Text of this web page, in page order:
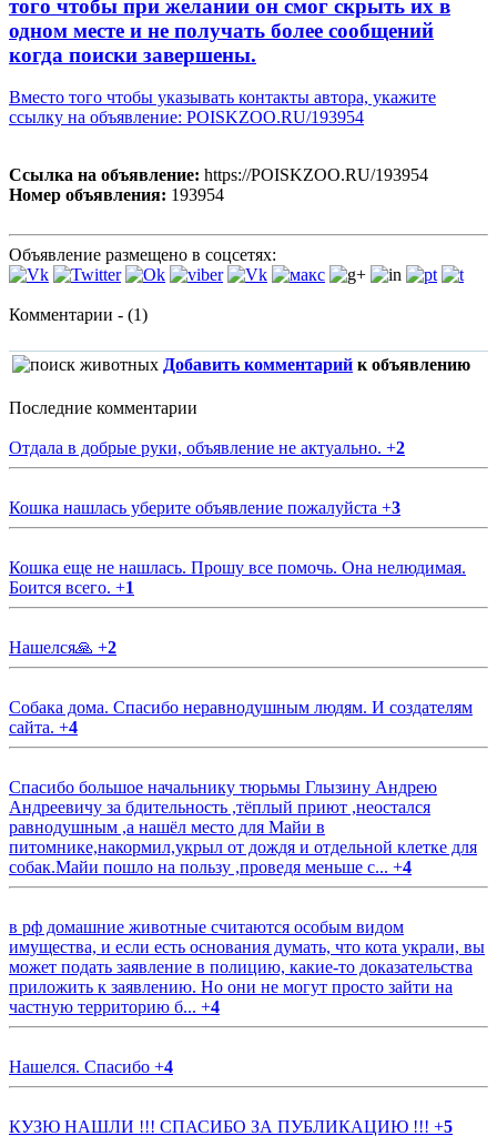
того чтобы при желании он смог скрыть их в
одном месте и не получать более сообщений
когда поиски завершены.
Вместо того чтобы указывать контакты автора, укажите
ссылку на объявление: POISKZOO.RU/193954
Ссылка на объявление: https://POISKZOO.RU/193954
Номер объявления: 193954
Объявление размещено в соцсетях:
Комментарии - (1)
Добавить комментарий к объявлению
Последние комментарии
Отдала в добрые руки, объявление не актуально. +2
Кошка нашлась уберите объявление пожалуйста +3
Кошка еще не нашлась. Прошу все помочь. Она нелюдимая.
Боится всего. +1
Нашелся🙏 +2
Собака дома. Спасибо неравнодушным людям. И создателям
сайта. +4
Спасибо большое начальнику тюрьмы Глызину Андрею
Андреевичу за бдительность ,тёплый приют ,неостался
равнодушным ,а нашёл место для Майи в
питомнике,накормил,укрыл от дождя и отдельной клетке для
собак.Майи пошло на пользу ,проведя меньше с... +4
в рф домашние животные считаются особым видом
имущества, и если есть основания думать, что кота украли, вы
может подать заявление в полицию, какие-то доказательства
приложить к заявлению. Но они не могут просто зайти на
частную территорию б... +4
Нашелся. Спасибо +4
КУЗЮ НАШЛИ !!! СПАСИБО ЗА ПУБЛИКАЦИЮ !!! +5